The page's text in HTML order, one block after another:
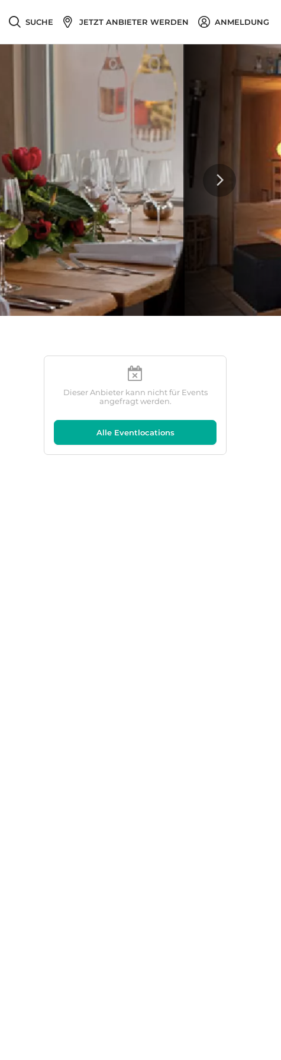
SUCHE JETZT ANBIETER WERDEN ANMELDUNG
Dieser Anbieter kann nicht für Events
angefragt werden.
Alle Eventlocations